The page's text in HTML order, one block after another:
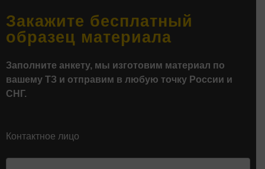
Закажите бесплатный
образец материала
Заполните анкету, мы изготовим материал по
вашему ТЗ и отправим в любую точку России и
СНГ.
Контактное лицо